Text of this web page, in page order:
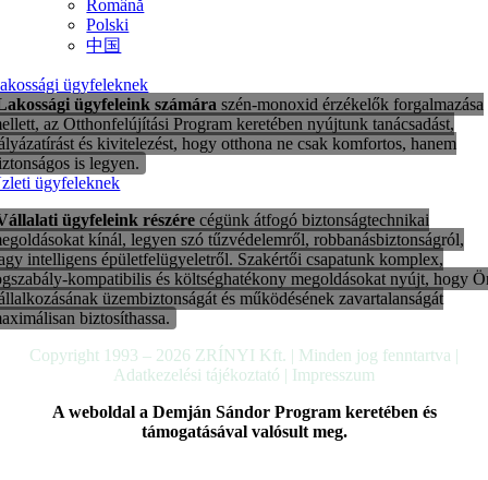
Română
Polski
中国
ügyfeleknek
ügyfeleink számára szén-monoxid érzékelők forgalmazása
az Otthonfelújítási Program keretében nyújtunk tanácsadást,
és kivitelezést, hogy otthona ne csak komfortos, hanem
is legyen.
ügyfeleknek
ügyfeleink részére cégünk átfogó biztonságtechnikai
kínál, legyen szó tűzvédelemről, robbanásbiztonságról,
intelligens épületfelügyeletről. Szakértői csapatunk komplex,
kompatibilis és költséghatékony megoldásokat nyújt, hogy
üzembiztonságát és működésének zavartalanságát
biztosíthassa.
Copyright 1993 – 2026 ZRÍNYI Kft. | Minden jog fenntartva |
Adatkezelési tájékoztató | Impresszum
A weboldal a Demján Sándor Program keretében és
támogatásával valósult meg.